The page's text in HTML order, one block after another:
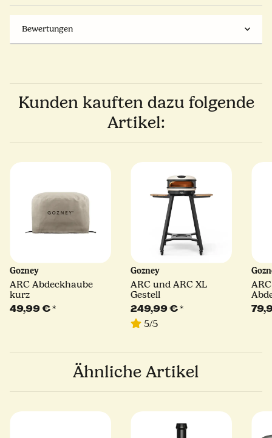
Bewertungen
Kunden kauften dazu folgende
Artikel:
Gozney
ARC Abdeckhaube
kurz
49,99 €*
Gozney
ARC und ARC XL
Gestell
249,99 €*
5/5
Ähnliche Artikel